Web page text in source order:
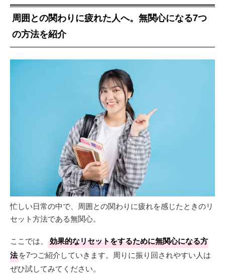
周囲との関わりに疲れた人へ。無関心になる7つ
の方法を紹介
忙しい日常の中で、周囲との関わりに疲れを感じたときのリ
セット方法である無関心。
ここでは、
効果的なリセットをするために無関心になる方
法を7つご紹介していきます。周りに振り回されやすい人は
ぜひ試してみてください。